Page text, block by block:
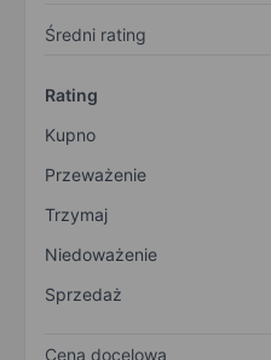
Średni rating
Rating
Kupno
Przeważenie
Trzymaj
Niedoważenie
Sprzedaż
Cena docelowa